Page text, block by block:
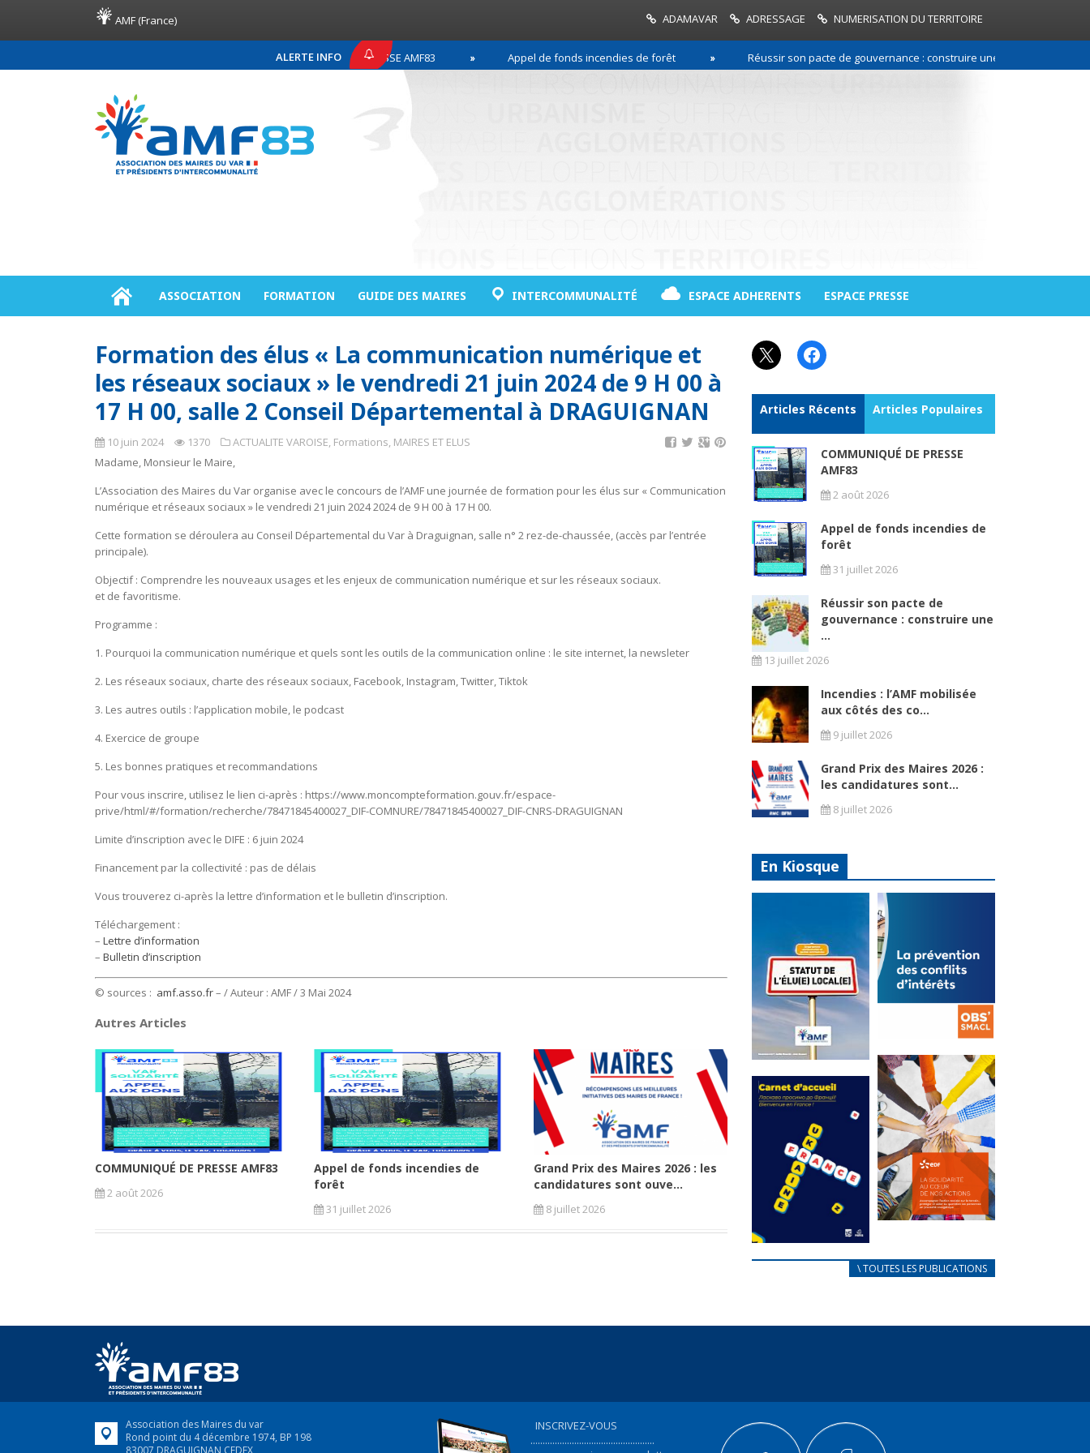
AMF (France) ADAMAVAR ADRESSAGE NUMERISATION DU TERRITOIRE
ALERTE INFO
COMMUNIQUÉ DE PRESSE AMF83 Appel de fonds incendies de forêt Réussir son pacte de gouvernance : construire une relation de
ASSOCIATION FORMATION GUIDE DES MAIRES INTERCOMMUNALITÉ ESPACE ADHERENTS ESPACE PRESSE
Formation des élus « La communication numérique et
les réseaux sociaux » le vendredi 21 juin 2024 de 9 H 00 à
17 H 00, salle 2 Conseil Départemental à DRAGUIGNAN
10 juin 2024 1370 ACTUALITE VAROISE, Formations, MAIRES ET ELUS
Madame, Monsieur le Maire,
L’Association des Maires du Var organise avec le concours de l’AMF une journée de formation pour les élus sur « Communication
numérique et réseaux sociaux » le vendredi 21 juin 2024 2024 de 9 H 00 à 17 H 00.
Cette formation se déroulera au Conseil Départemental du Var à Draguignan, salle n° 2 rez-de-chaussée, (accès par l’entrée
principale).
Objectif : Comprendre les nouveaux usages et les enjeux de communication numérique et sur les réseaux sociaux.
et de favoritisme.
Programme :
1. Pourquoi la communication numérique et quels sont les outils de la communication online : le site internet, la newsleter
2. Les réseaux sociaux, charte des réseaux sociaux, Facebook, Instagram, Twitter, Tiktok
3. Les autres outils : l’application mobile, le podcast
4. Exercice de groupe
5. Les bonnes pratiques et recommandations
Pour vous inscrire, utilisez le lien ci-après : https://www.moncompteformation.gouv.fr/espace-
prive/html/#/formation/recherche/78471845400027_DIF-COMNURE/78471845400027_DIF-CNRS-DRAGUIGNAN
Limite d’inscription avec le DIFE : 6 juin 2024
Financement par la collectivité : pas de délais
Vous trouverez ci-après la lettre d’information et le bulletin d’inscription.
Téléchargement :
– Lettre d’information
– Bulletin d’inscription
© sources : amf.asso.fr– / Auteur : AMF/ 3 Mai 2024
Autres Articles
COMMUNIQUÉ DE PRESSE AMF83
2 août 2026
Appel de fonds incendies de
forêt
31 juillet 2026
Grand Prix des Maires 2026 : les
candidatures sont ouve...
8 juillet 2026
X Facebook
Articles Récents Articles Populaires
COMMUNIQUÉ DE PRESSE
AMF83
2 août 2026
Appel de fonds incendies de
forêt
31 juillet 2026
Réussir son pacte de
gouvernance : construire une
...
13 juillet 2026
Incendies : l’AMF mobilisée
aux côtés des co...
9 juillet 2026
Grand Prix des Maires 2026 :
les candidatures sont...
8 juillet 2026
En Kiosque
Statut de
l’élu local
Mise à jour avril
2024
FEUILLETER
La
prévention
des conflits
d’intérêts
18 septembre 2023
FEUILLETER
au coeur de
nos actions
en France,...
FEUILLETER
\ TOUTES LES PUBLICATIONS
Association des Maires du var
Rond point du 4 décembre 1974, BP 198
83007 DRAGUIGNAN CEDEX
INSCRIVEZ-VOUS
...................................................